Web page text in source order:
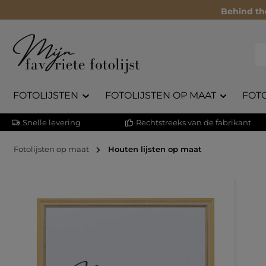
Behind
FOTOLIJSTEN FOTOLIJSTEN OP MAAT
Snelle levering Rechtstreeks van de fabrikant
Fotolijsten op maat Houten lijsten op maat